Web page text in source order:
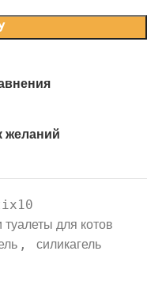
желаний
для котов
, силикагель